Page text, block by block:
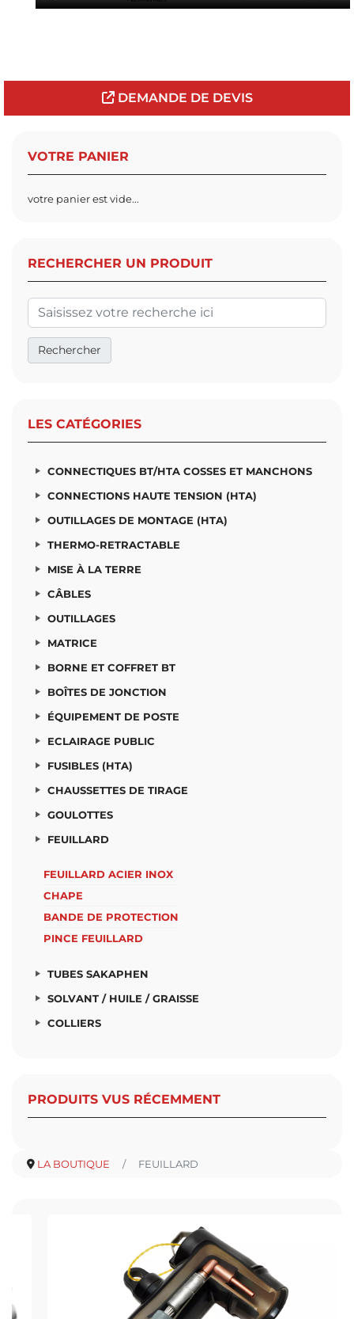
DEMANDE DE DEVIS
VOTRE PANIER
votre panier est vide...
RECHERCHER UN PRODUIT
LES CATÉGORIES
CONNECTIQUES BT/HTA COSSES ET MANCHONS
CONNECTIONS HAUTE TENSION (HTA)
OUTILLAGES DE MONTAGE (HTA)
THERMO-RETRACTABLE
MISE À LA TERRE
CÂBLES
OUTILLAGES
MATRICE
BORNE ET COFFRET BT
BOÎTES DE JONCTION
ÉQUIPEMENT DE POSTE
ECLAIRAGE PUBLIC
FUSIBLES (HTA)
CHAUSSETTES DE TIRAGE
GOULOTTES
FEUILLARD
FEUILLARD ACIER INOX
CHAPE
BANDE DE PROTECTION
PINCE FEUILLARD
TUBES SAKAPHEN
SOLVANT / HUILE / GRAISSE
COLLIERS
PRODUITS VUS RÉCEMMENT
LA BOUTIQUE FEUILLARD